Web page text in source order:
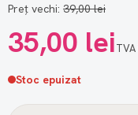
Preț vechi: 39,00 lei
35,00 lei
Stoc epuizat